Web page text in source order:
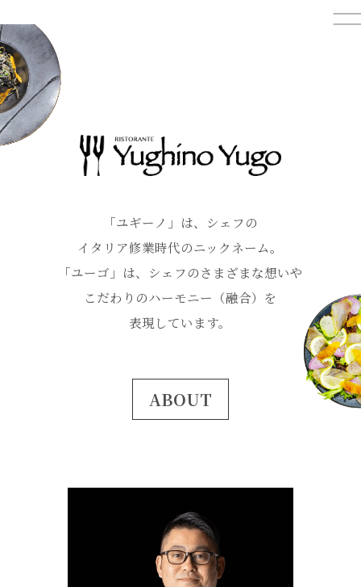
「ユギーノ」は、シェフの
イタリア修業時代のニックネーム。
「ユーゴ」は、シェフのさまざまな想いや
こだわりのハーモニー（融合）を
表現しています。
ABOUT